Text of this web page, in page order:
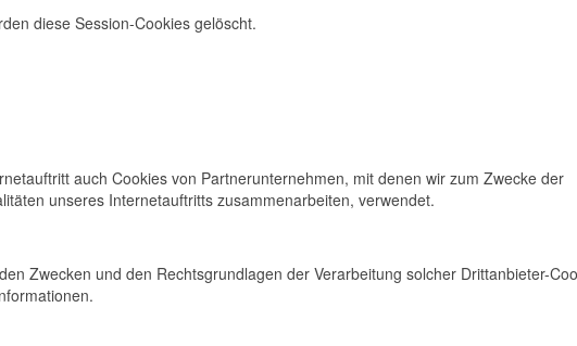
diese Session-Cookies gelöscht.
auch Cookies von Partnerunternehmen, mit denen wir zum Zwecke der
unseres Internetauftritts zusammenarbeiten, verwendet.
Zwecken und den Rechtsgrundlagen der Verarbeitung solcher Drittanbieter-